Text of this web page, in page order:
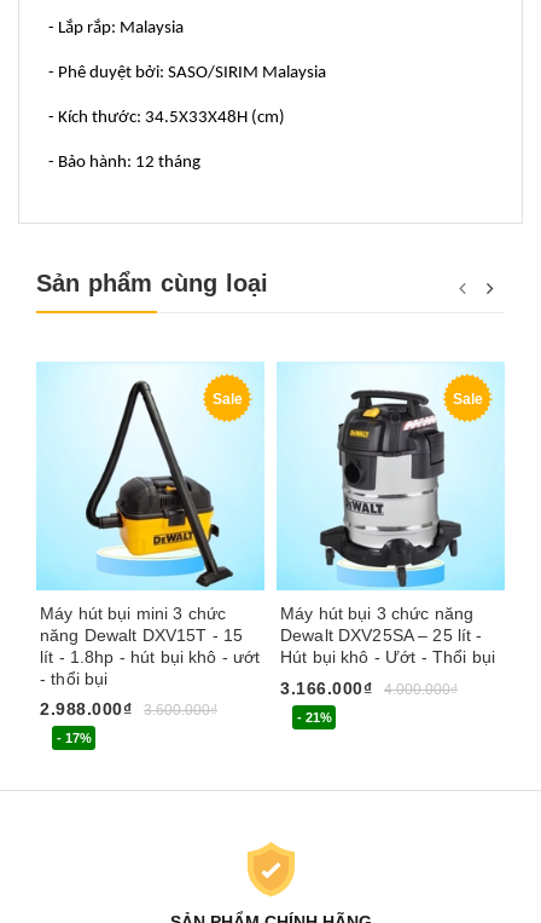
- Lắp rắp: Malaysia
- Phê duyệt bởi: SASO/SIRIM Malaysia
- Kích thước: 34.5X33X48H (cm)
- Bảo hành: 12 tháng
Sản phẩm cùng loại
Sale
Máy hút bụi mini 3 chức
năng Dewalt DXV15T - 15
lít - 1.8hp - hút bụi khô - ướt
- thổi bụi
2.988.000₫
3.600.000₫
- 17%
Sale
Máy hút bụi 3 chức năng
Dewalt DXV25SA – 25 lít -
Hút bụi khô - Ướt - Thổi bụi
3.166.000₫
4.000.000₫
- 21%